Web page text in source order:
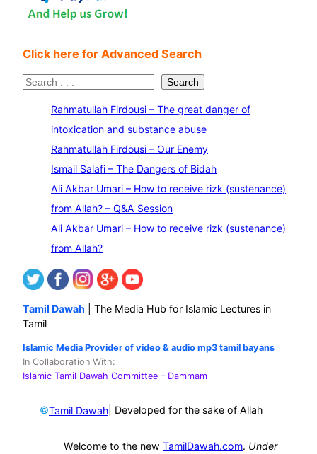
Click here for Advanced Search
S
Search
Rahmatullah Firdousi – The great danger of
intoxication and substance abuse
Rahmatullah Firdousi – Our Enemy
Ismail Salafi – The Dangers of Bidah
Ali Akbar Umari – How to receive rizk (sustenance)
from Allah? – Q&A Session
Ali Akbar Umari – How to receive rizk (sustenance)
from Allah?
Tamil Dawah | The Media Hub for Islamic Lectures in
Tamil
Islamic Media Provider of video & audio mp3 tamil bayans
In Collaboration With:
Islamic Tamil Dawah Committee – Dammam
©Tamil Dawah | Developed for the sake of Allah
Welcome to the new TamilDawah.com. Under